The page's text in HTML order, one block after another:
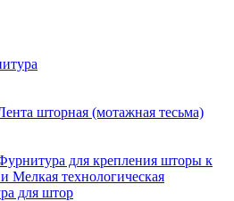
шторная (мотажная тесьма)
для крепления шторы к
Мелкая технологическая
для штор